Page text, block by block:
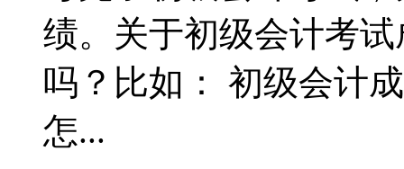
绩。关于初级会计考
吗？比如： 初级会计
怎...